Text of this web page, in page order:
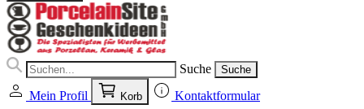
Suche Suche
Mein Profil Korb Kontaktformular